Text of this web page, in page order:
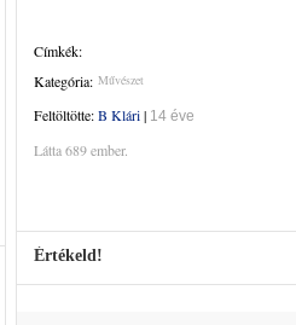
Címkék:
Kategória: Művészet
Feltöltötte:B Klári| 14 éve
Látta 689 ember.
Értékeld!